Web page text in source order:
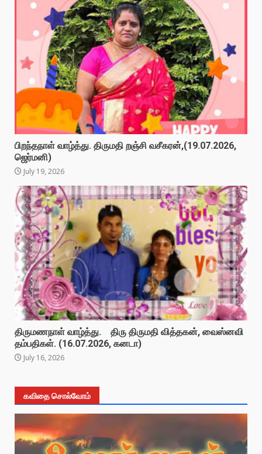
பிறந்தநாள் வாழ்த்து. திருமதி றஞ்சி வசீகரன்,(19.07.2026,
ஜெர்மனி)
July 19, 2026
திருமணநாள் வாழ்த்து. திரு திருமதி வித்தகன், வைஸ்னவி
தம்பதிகள். (16.07.2026, கனடா)
July 16, 2026
கவிதை சொல்வோம்